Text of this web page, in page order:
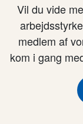
Vil du vide
medlem af
kom i gang